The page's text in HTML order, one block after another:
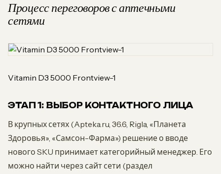
Процесс переговоров с аптечными
сетями
Vitamin D3 5000 Frontview-1
ЭТАП 1: ВЫБОР КОНТАКТНОГО ЛИЦА
В крупных сетях (Apteka.ru, 36.6, Rigla, «Планета
Здоровья», «Самсон-Фарма») решение о вводе
нового SKU принимает категорийный менеджер. Его
можно найти через сайт сети (раздел